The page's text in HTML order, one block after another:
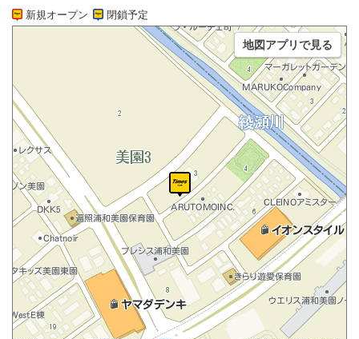
新規オープン 閉鎖予定
地図アプリで見る